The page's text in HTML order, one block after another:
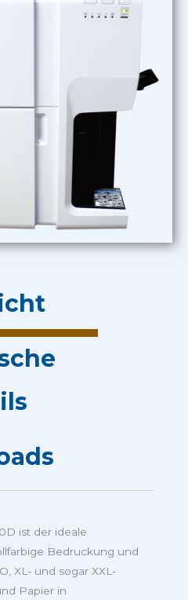
ist der ideale
Bedruckung und
XL- und sogar XXL-
Papier in